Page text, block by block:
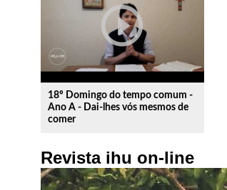
play_circle_outline
18º Domingo do tempo comum -
Ano A - Dai-lhes vós mesmos de
comer
Revista ihu on-line